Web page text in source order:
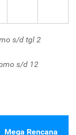
s/d tgl 2
s/d 12
Mega Rencana